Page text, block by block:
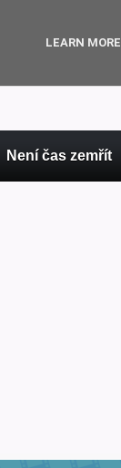
Není čas zemřít
LEARN MORE